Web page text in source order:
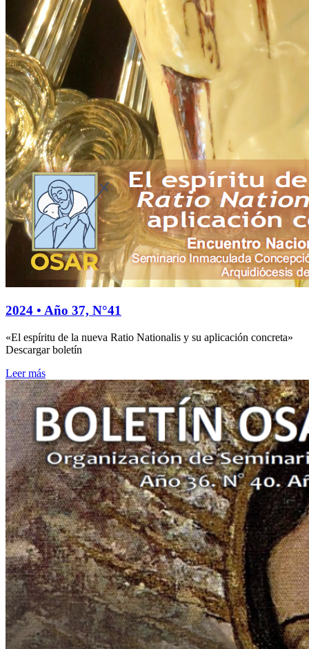
2024 • Año 37, N°41
«El espíritu de la nueva Ratio Nationalis y su aplicación concreta»
Descargar boletín
Leer más